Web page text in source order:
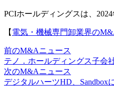
PCIホールディングスは、
【 電気・機械専門卸業界の
前のM&Aニュース
テノ．ホールディングス子会
次のM&Aニュース
デジタルハーツHD、Sandbox